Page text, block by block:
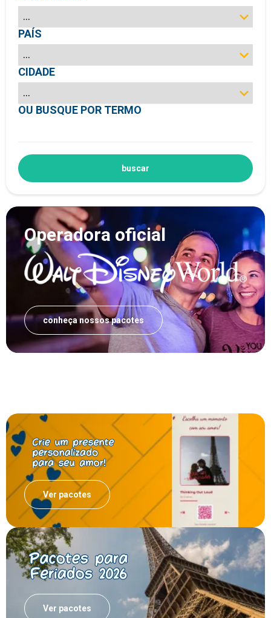
PAÍS
CIDADE
OU BUSQUE POR TERMO
buscar
Operadora oficial
conheça nossos pacotes
Ver pacotes
Ver pacotes